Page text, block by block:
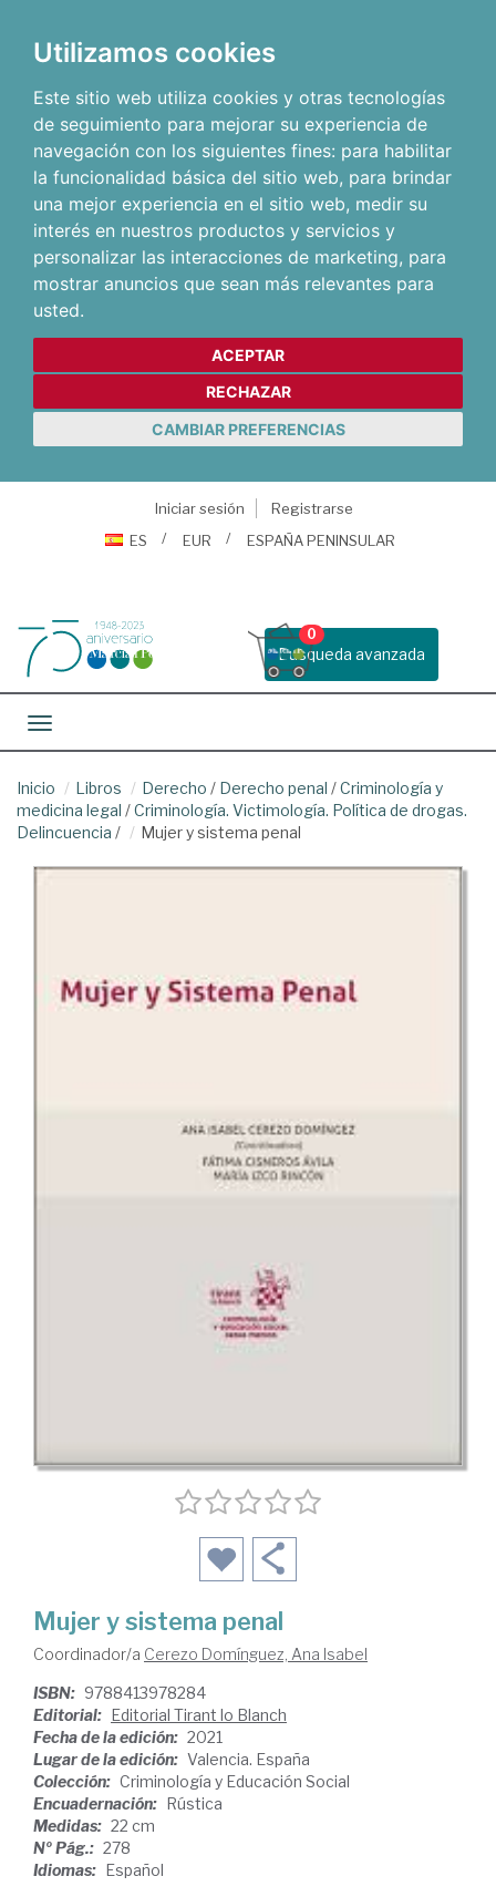
Utilizamos cookies
Este sitio web utiliza cookies y otras tecnologías
de seguimiento para mejorar su experiencia de
navegación con los siguientes fines: para habilitar
la funcionalidad básica del sitio web, para brindar
una mejor experiencia en el sitio web, medir su
interés en nuestros productos y servicios y
personalizar las interacciones de marketing, para
mostrar anuncios que sean más relevantes para
usted.
ACEPTAR
RECHAZAR
CAMBIAR PREFERENCIAS
Iniciar sesión
Registrarse
ES
EUR ESPAÑA PENINSULAR
Busqueda avanzada
0
Toggle navigation
Inicio Libros Derecho / Derecho penal /Criminología y
medicina legal /Criminología. Victimología. Política de drogas.
Delincuencia / Mujer y sistema penal
Mujer y sistema penal
Coordinador/a Cerezo Domínguez, Ana Isabel
ISBN: 9788413978284
Editorial: Editorial Tirant lo Blanch
Fecha de la edición: 2021
Lugar de la edición: Valencia. España
Colección: Criminología y Educación Social
Encuadernación: Rústica
Medidas: 22 cm
Nº Pág.: 278
Idiomas: Español